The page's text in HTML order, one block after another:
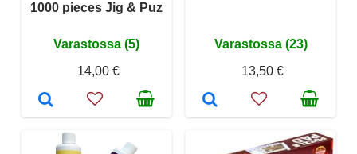
1000 pieces Jig & Puz
Varastossa (5)
14,00 €
Varastossa (23)
13,50 €